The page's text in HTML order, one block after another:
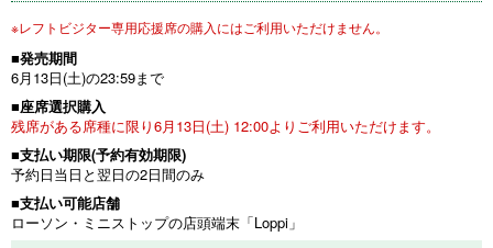
※レフトビジター専用応援席の購入にはご利用いただけません。
■発売期間
6月13日(土)の23:59まで
■座席選択購入
残席がある席種に限り6月13日(土) 12:00よりご利用いただけます。
■支払い期限(予約有効期限)
予約日当日と翌日の2日間のみ
■支払い可能店舗
ローソン・ミニストップの店頭端末「Loppi」